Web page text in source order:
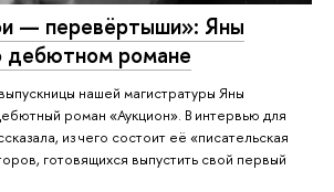
— перевёртыши»: Яны
дебютном романе
нашей магистратуры Яны
роман «Аукцион». В интервью для
из чего состоит её «писательская
готовящихся выпустить свой первый